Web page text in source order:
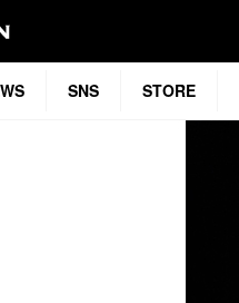
SNS STORE